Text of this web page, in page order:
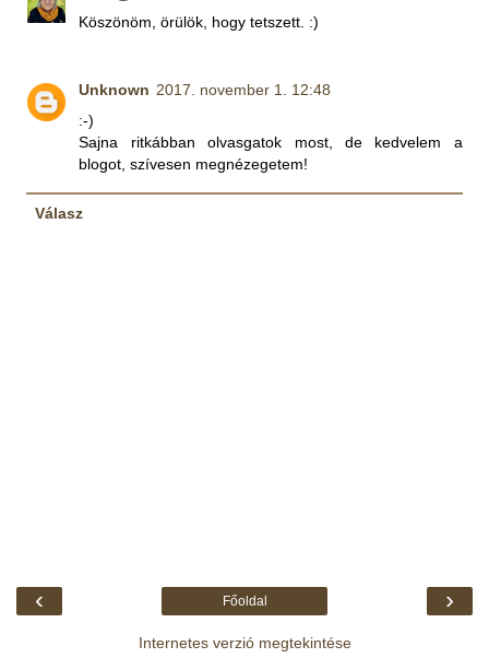
Köszönöm, örülök, hogy tetszett. :)
Unknown 2017. november 1. 12:48
:-)
Sajna ritkábban olvasgatok most, de kedvelem a
blogot, szívesen megnézegetem!
Válasz
‹ ›
Főoldal
Internetes verzió megtekintése